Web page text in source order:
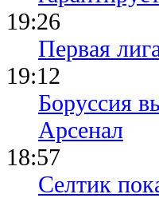
19:26
Первая
19:12
Боруссия
Арсенал
18:57
Селтик